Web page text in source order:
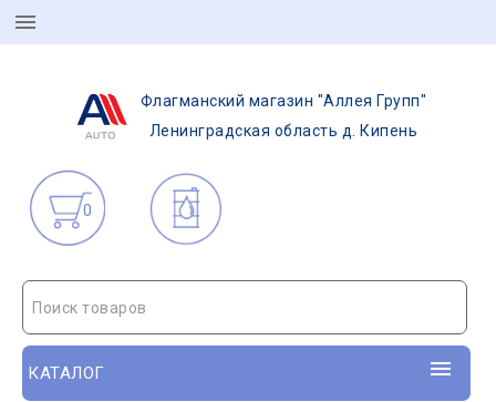
Флагманский магазин "Аллея Групп"
Ленинградская область д. Кипень
0
Поиск товаров
КАТАЛОГ